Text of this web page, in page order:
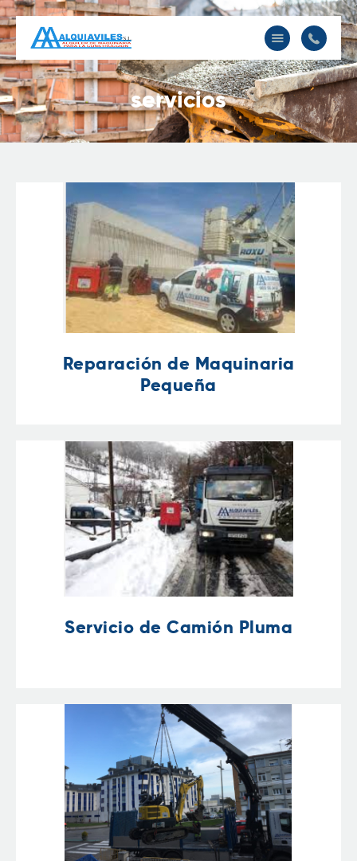
servicios
Inicio
Sobre Nosotros
Nuestra Maquinaria
Reparación de Maquinaria
Pequeña
Servicio de Camión Pluma